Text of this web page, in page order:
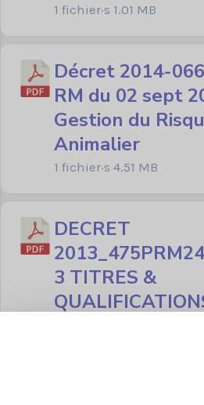
1 fichier·s 1.01 MB
Décret 2014-
RM du 02 sept
Gestion du
Animalier
1 fichier·s 4.51 MB
DECRET
3 TITRES &